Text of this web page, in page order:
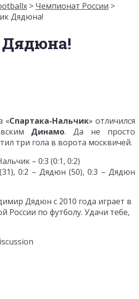
> Чемпионат России >
Дядюна!
«Спартака-Нальчик» отличился
Динамо. Да не просто
три гола в ворота москвичей.
– 0:3 (0:1, 0:2)
0:2 – Дядюн (50), 0:3 – Дядюн
Дядюн с 2010 года играет в
России по футболу. Удачи тебе,